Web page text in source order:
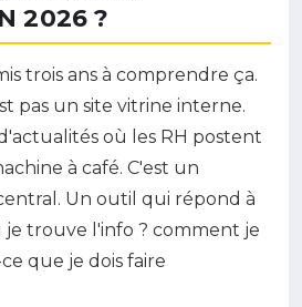
2026 ?
trois ans à comprendre ça.
pas un site vitrine interne.
où les RH postent
à café. C'est un
Un outil qui répond à
je trouve l'info ? comment je
que je dois faire